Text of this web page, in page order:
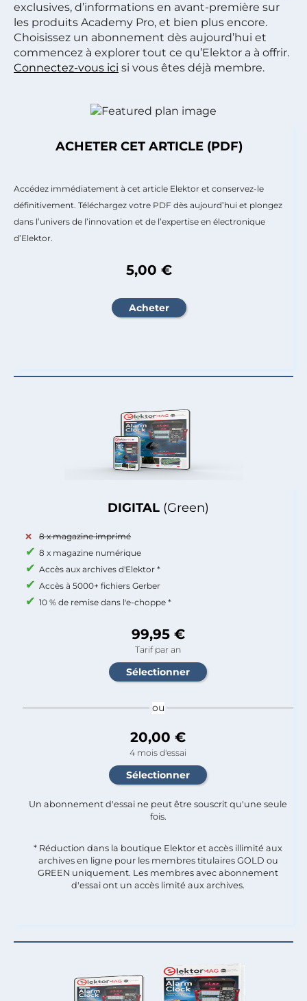
exclusives, d’informations en avant-première sur
les produits Academy Pro, et bien plus encore.
Choisissez un abonnement dès aujourd’hui et
commencez à explorer tout ce qu’Elektor a à offrir.
Connectez-vous ici si vous êtes déjà membre.
DIGITAL (Green)
8 x magazine imprimé
8 x magazine numérique
Accès aux archives d'Elektor *
Accès à 5000+ fichiers Gerber
10 % de remise dans l'e-choppe *
99,95 €
Tarif par an
ou
20,00 €
4 mois d'essai
Un abonnement d'essai ne peut être souscrit qu'une seule
fois.​
* Réduction dans la boutique Elektor et accès illimité aux
archives en ligne pour les membres titulaires GOLD ou
GREEN uniquement. Les membres avec abonnement
d'essai ont un accès limité aux archives.
ACHETER CET ARTICLE (PDF)
Accédez immédiatement à cet article Elektor et conservez-le
définitivement. Téléchargez votre PDF dès aujourd’hui et plongez
dans l’univers de l’innovation et de l’expertise en électronique
d’Elektor.
5,00 €